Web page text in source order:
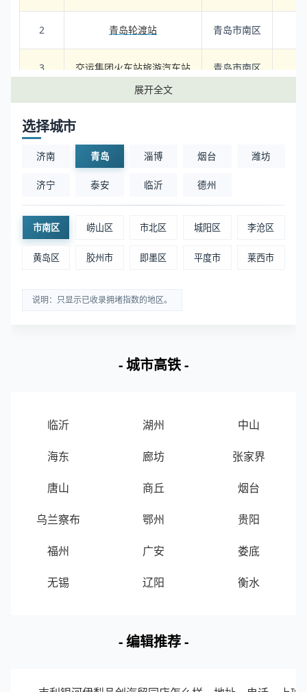
2 青岛轮渡站 青岛市南区
3 交运集团火车站旅游汽车站 青岛市南区
4 青岛平安小港旅游码头 青岛市南区
5 青岛站
📊 数据说明：客流指数为区域范围内实时客流的指
数化值，客流指数越大表示该区域内客流越多。
青岛市南区景区周边实时拥堵排名
排名 区域
第一海水浴场 青岛市南区
青岛海底世界 青岛市南区
栈桥景区 青岛市南区
八大关风景区
10 青岛中山公园 青岛市南区 2.09
展开全文
选择城市
济南 青岛 淄博 烟台 潍坊
济宁 泰安 临沂 德州
市南区 崂山区 市北区 城阳区 李沧区
黄岛区 胶州市 即墨区 平度市 莱西市
说明：只显示已收录拥堵指数的地区。
- 城市高铁 -
临沂 湖州 中山
海东 廊坊 张家界
唐山 商丘 烟台
乌兰察布 鄂州 贵阳
福州 广安 娄底
无锡 辽阳 衡水
- 编辑推荐 -